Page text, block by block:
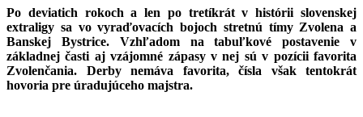
Po deviatich rokoch a len po tretíkrát v histórii slovenskej
extraligy sa vo vyraďovacích bojoch stretnú tímy Zvolena a
Banskej Bystrice. Vzhľadom na tabuľkové postavenie v
základnej časti aj vzájomné zápasy v nej sú v pozícii favorita
Zvolenčania. Derby nemáva favorita, čísla však tentokrát
hovoria pre úradujúceho majstra.